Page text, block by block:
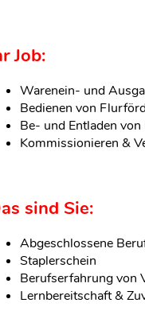
Job:
Warenein- und
Bedienen von
Be- und Entladen
Kommissionieren &
sind Sie:
Abgeschlossene
Staplerschein
Berufserfahrung von
Lernbereitschaft &